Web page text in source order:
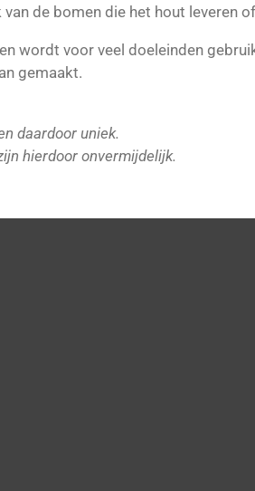
de bomen die het hout leveren
wordt voor veel doeleinden
gemaakt.
daardoor uniek.
hierdoor onvermijdelijk.